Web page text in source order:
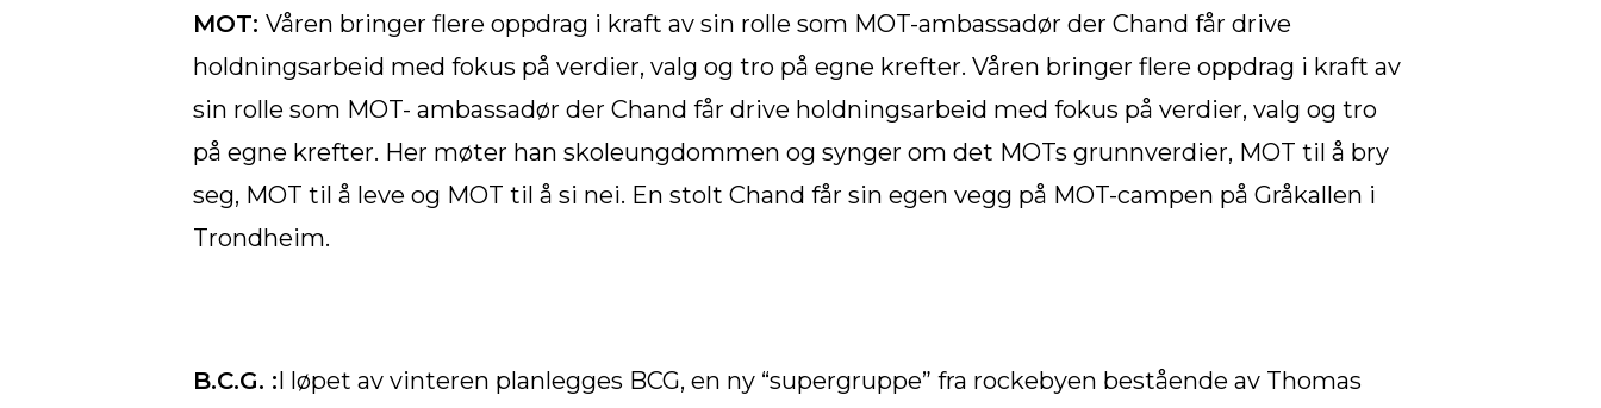
MOT: Våren bringer flere oppdrag i kraft av sin rolle som MOT-ambassadør der Chand får drive
holdningsarbeid med fokus på verdier, valg og tro på egne krefter. Våren bringer flere oppdrag i kraft av
sin rolle som MOT- ambassadør der Chand får drive holdningsarbeid med fokus på verdier, valg og tro
på egne krefter. Her møter han skoleungdommen og synger om det MOTs grunnverdier, MOT til å bry
seg, MOT til å leve og MOT til å si nei. En stolt Chand får sin egen vegg på MOT-campen på Gråkallen i
Trondheim.
B.C.G. :I løpet av vinteren planlegges BCG, en ny “supergruppe” fra rockebyen bestående av Thomas